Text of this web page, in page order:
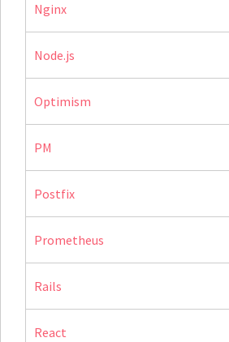
Nginx
Node.js
Optimism
PM
Postfix
Prometheus
Rails
React